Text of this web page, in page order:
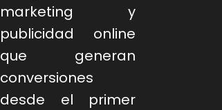
marketing y
publicidad online
que generan
conversiones
desde el primer